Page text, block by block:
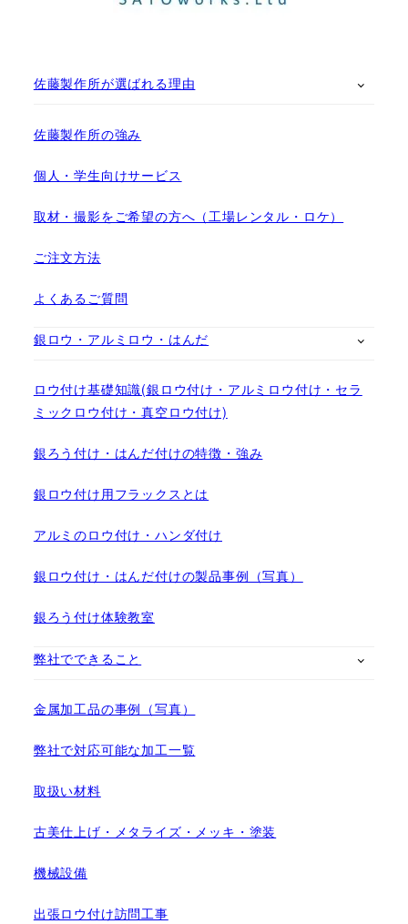
佐藤製作所が選ばれる理由
佐藤製作所の強み
個人・学生向けサービス
取材・撮影をご希望の方へ（工場レンタル・ロケ）
ご注文方法
よくあるご質問
銀ロウ・アルミロウ・はんだ
ロウ付け基礎知識(銀ロウ付け・アルミロウ付け・セラ
ミックロウ付け・真空ロウ付け)
銀ろう付け・はんだ付けの特徴・強み
銀ロウ付け用フラックスとは
アルミのロウ付け・ハンダ付け
銀ロウ付け・はんだ付けの製品事例（写真）
銀ろう付け体験教室
弊社でできること
金属加工品の事例（写真）
弊社で対応可能な加工一覧
取扱い材料
古美仕上げ・メタライズ・メッキ・塗装
機械設備
出張ロウ付け訪問工事